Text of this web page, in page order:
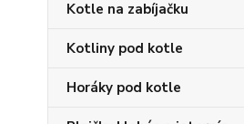
Kotle na zabíjačku
Kotliny pod kotle
Horáky pod kotle